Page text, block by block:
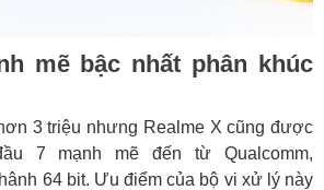
mẽ bậc nhất phân khúc
3 triệu nhưng Realme X cũng được
7 mạnh mẽ đến từ Qualcomm,
64 bit. Ưu điểm của bộ vi xử lý này